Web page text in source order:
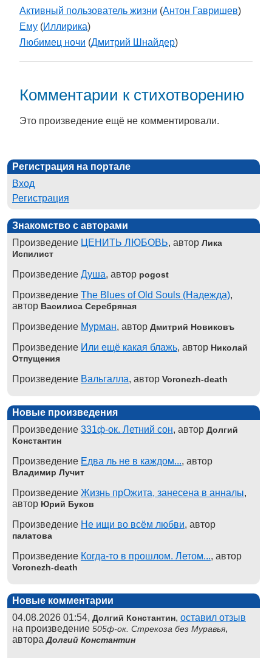
Активный пользователь жизни (Антон Гавришев)
Ему (Иллирика)
Любимец ночи (Дмитрий Шнайдер)
Комментарии к стихотворению
Это произведение ещё не комментировали.
Регистрация на портале
Вход
Регистрация
Знакомство с авторами
Произведение ЦЕНИТЬ ЛЮБОВЬ, автор Лика
Испилист
Произведение Душа, автор pogost
Произведение The Blues of Old Souls (Надежда),
автор Василиса Серебряная
Произведение Мурман, автор Дмитрий Новиковъ
Произведение Или ещё какая блажь, автор Николай
Отпущения
Произведение Вальгалла, автор Voronezh-death
Новые произведения
Произведение 331ф-ок. Летний сон, автор Долгий
Константин
Произведение Едва ль не в каждом..., автор
Владимир Лучит
Произведение Жизнь прОжита, занесена в анналы,
автор Юрий Буков
Произведение Не ищи во всём любви, автор
палатова
Произведение Когда-то в прошлом. Летом..., автор
Voronezh-death
Новые комментарии
04.08.2026 01:54, Долгий Константин, оставил отзыв
на произведение 505ф-ок. Стрекоза без Муравья,
автораДолгий Константин